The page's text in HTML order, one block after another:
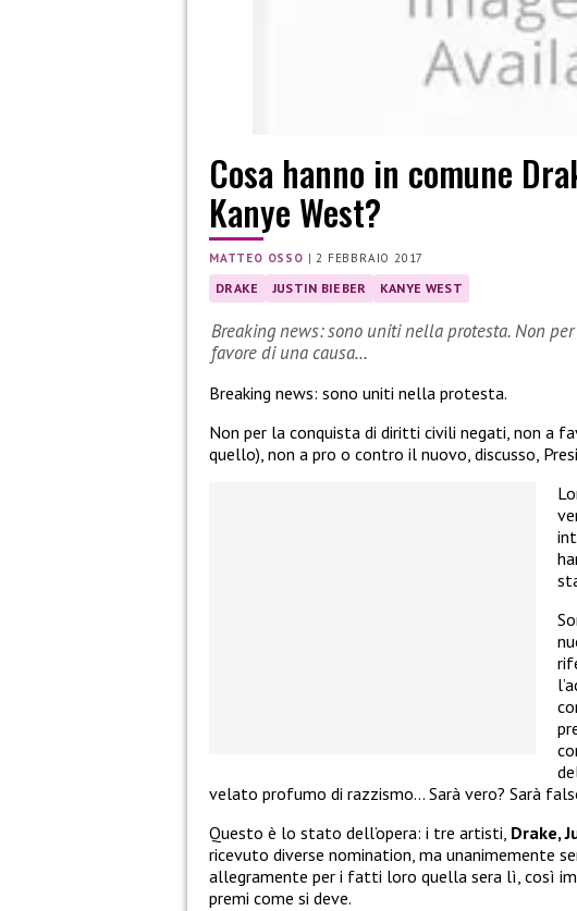
Cosa hanno in comune
Kanye West?
MATTEO OSSO | 2 FEBBRAIO 2017
DRAKE JUSTIN BIEBER KANYE WEST
Breaking news: sono uniti nella protesta. Non
favore di una causa…
Breaking news: sono uniti nella protesta.
Non per la conquista di diritti civili negati, non a
quello), non a pro o contro il nuovo, discusso,
velato profumo di razzismo… Sarà vero? Sarà
Questo è lo stato dell’opera: i tre artisti, Drake,
ricevuto diverse nomination, ma unanimemente
allegramente per i fatti loro quella sera lì, così
premi come si deve.